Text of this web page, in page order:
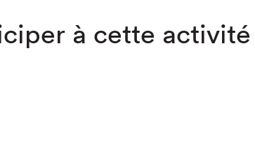
à cette activité